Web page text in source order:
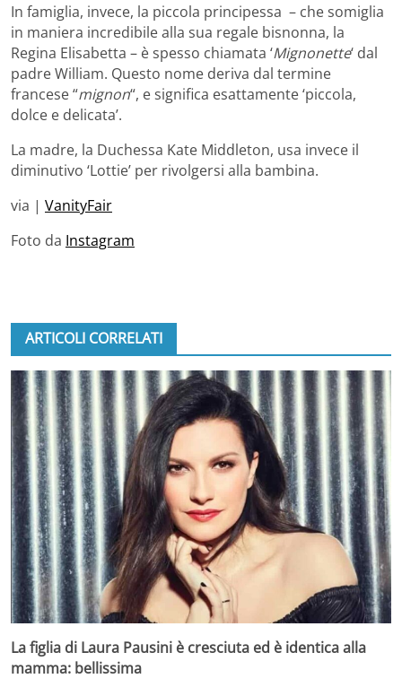
In famiglia, invece, la piccola principessa – che somiglia
in maniera incredibile alla sua regale bisnonna, la
Regina Elisabetta – è spesso chiamata ‘Mignonette‘ dal
padre William. Questo nome deriva dal termine
francese “mignon“, e significa esattamente ‘piccola,
dolce e delicata’.
La madre, la Duchessa Kate Middleton, usa invece il
diminutivo ‘Lottie’ per rivolgersi alla bambina.
via | VanityFair
Foto da Instagram
ARTICOLI CORRELATI
La figlia di Laura Pausini è cresciuta ed è identica alla
mamma: bellissima